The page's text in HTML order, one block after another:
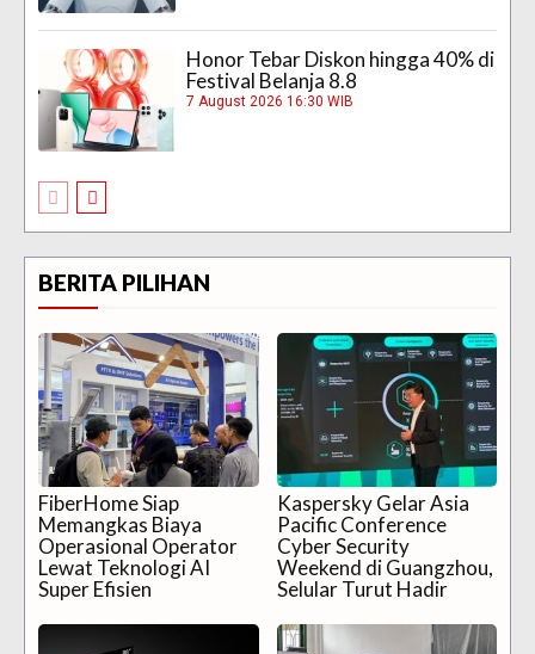
Honor Tebar Diskon hingga 40% di
Festival Belanja 8.8
7 August 2026 16:30 WIB
BERITA PILIHAN
FiberHome Siap
Memangkas Biaya
Operasional Operator
Lewat Teknologi AI
Super Efisien
Kaspersky Gelar Asia
Pacific Conference
Cyber Security
Weekend di Guangzhou,
Selular Turut Hadir